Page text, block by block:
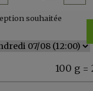
souhaitée
100 g =